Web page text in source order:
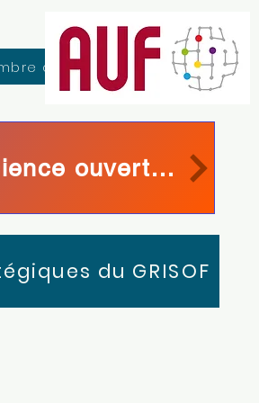
du GRISOF
Colloque « Littérature scientifique francophone en santé et science ouverte »
du GRISOF